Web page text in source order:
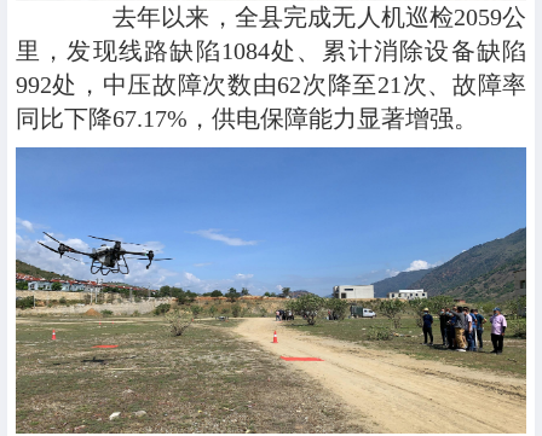
去年以来，全县完成无人机巡检2059公
里，发现线路缺陷1084处、累计消除设备缺陷
992处，中压故障次数由62次降至21次、故障率
同比下降67.17%，供电保障能力显著增强。